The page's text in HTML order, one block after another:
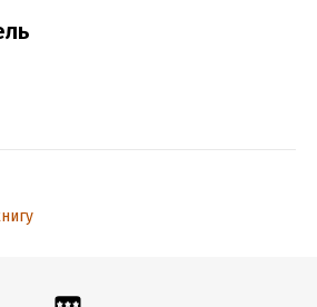
обсуждаемое феминистское